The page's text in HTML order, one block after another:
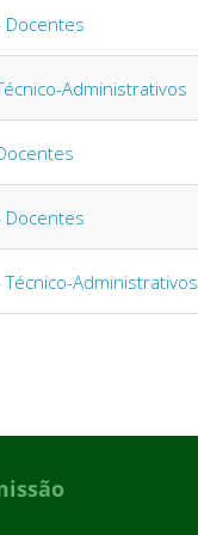
Docentes
Administrativos
Docentes
Administrativos